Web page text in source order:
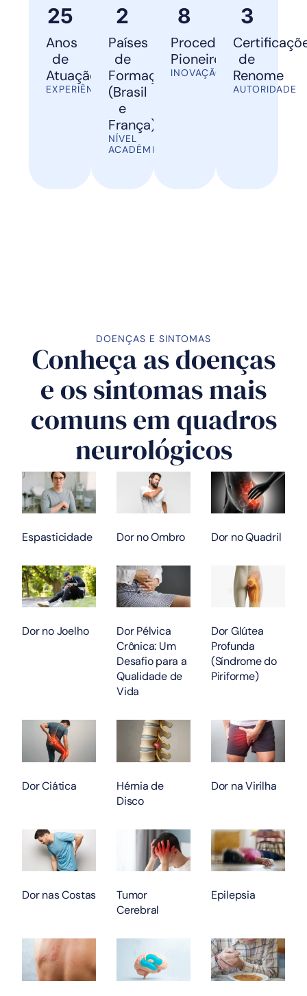
25
Anos
de
Atuação
EXPERIÊNCIA
2
Países
de
Formação
(Brasil
e
França)
NÍVEL
ACADÊMICO
8
Procedimentos
Pioneiros
INOVAÇÃO
3
de
Renome
AUTORIDADE
DOENÇAS E SINTOMAS
Conheça as doenças
e os sintomas mais
comuns em quadros
neurológicos
Espasticidade Dor no Ombro Dor no Quadril
Dor no Joelho
Dor Pélvica
Crônica: Um
Desafio para a
Qualidade de
Vida
Dor Glútea
Profunda
(Síndrome do
Piriforme)
Dor Ciática
Hérnia de
Disco
Dor na Virilha
Dor nas Costas
Tumor
Cerebral
Epilepsia